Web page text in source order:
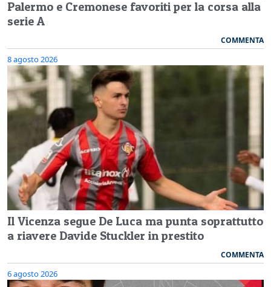
Palermo e Cremonese favoriti per la corsa alla
serie A
COMMENTA
8 agosto 2026
Il Vicenza segue De Luca ma punta soprattutto
a riavere Davide Stuckler in prestito
COMMENTA
6 agosto 2026